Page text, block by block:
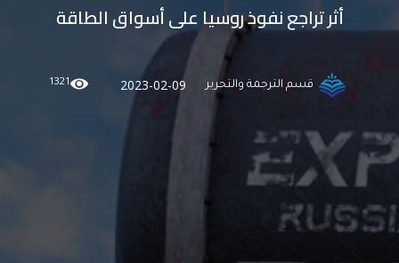
أثر تراجع نفوذ روسيا على أسواق الطاقة
قسم الترجمة والتحرير 2023-02-09
1321